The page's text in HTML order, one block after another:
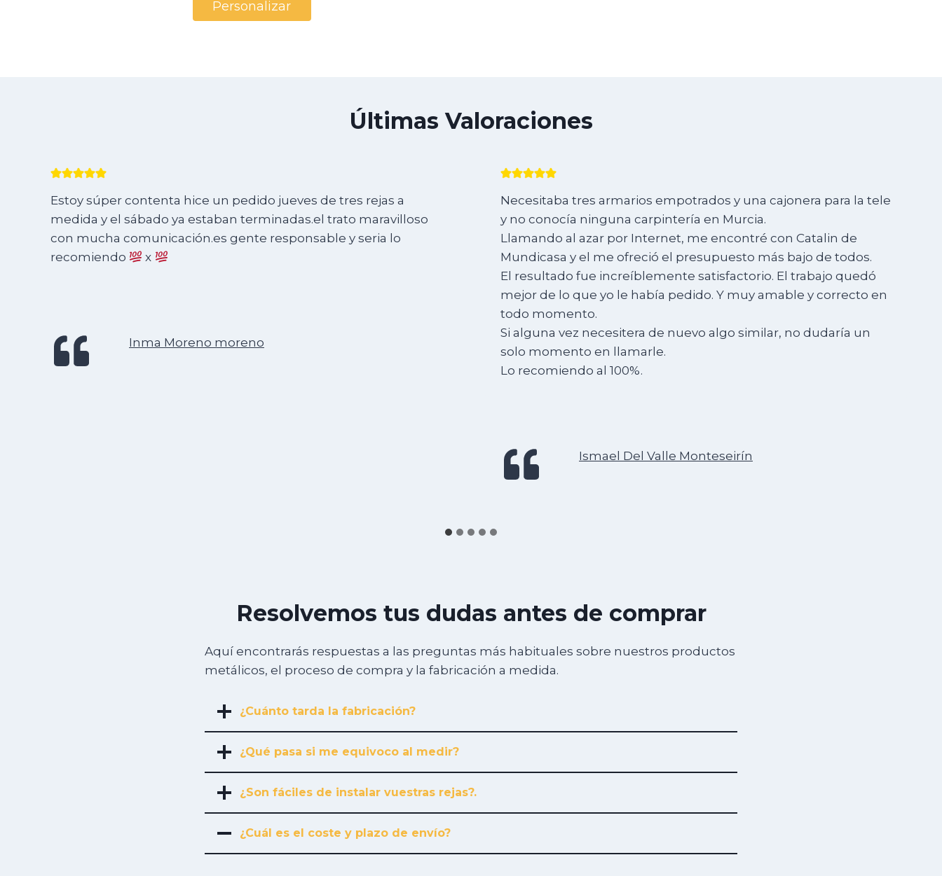
Personalizar
Últimas Valoraciones
Estoy súper contenta hice un pedido jueves de tres rejas a
medida y el sábado ya estaban terminadas.el trato maravilloso
con mucha comunicación.es gente responsable y seria lo
recomiendo
x
Inma Moreno moreno
Necesitaba tres armarios empotrados y una cajonera para la tele
y no conocía ninguna carpintería en Murcia.
Llamando al azar por Internet, me encontré con Catalin de
Mundicasa y el me ofreció el presupuesto más bajo de todos.
El resultado fue increíblemente satisfactorio. El trabajo quedó
mejor de lo que yo le había pedido. Y muy amable y correcto en
todo momento.
Si alguna vez necesitera de nuevo algo similar, no dudaría un
solo momento en llamarle.
Lo recomiendo al 100%.
Ismael Del Valle Monteseirín
Resolvemos tus dudas antes de comprar
Aquí encontrarás respuestas a las preguntas más habituales sobre nuestros productos
metálicos, el proceso de compra y la fabricación a medida.
¿Cuánto tarda la fabricación?
¿Qué pasa si me equivoco al medir?
¿Son fáciles de instalar vuestras rejas?.
¿Cuál es el coste y plazo de envío?